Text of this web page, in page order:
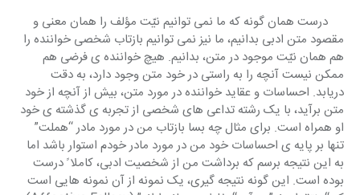
درست همان گونه که ما نمی توانیم نیّت مؤلف را همان معنی و
مقصود متن ادبی بدانیم، ما نیز نمی توانیم بازتاب شخصی خواننده را
هم همان نیّت موجود در متن، بدانیم. هیچ خواننده ی فرضی هم
ممکن نیست آنچه را به راستی در خود متن وجود دارد، به دقت
دریابد. احساسات و عقاید خواننده در مورد متن، بیش از آنچه از خود
متن برآید، با یک رشته تداعی های شخصی از تجربه ی گذشته ی خود
او همراه است. برای مثال چه بسا بازتاب من در مورد مادر “هملت”
تنها بر پایه ی احساسات خود من در مورد مادر خودم استوار باشد اما
به این نتیجه برسم که برداشت من از شخصیت ادبی، کاملا ً درست
بوده است. این گونه نتیجه گیری، یک نمونه از آن نمونه هایی است